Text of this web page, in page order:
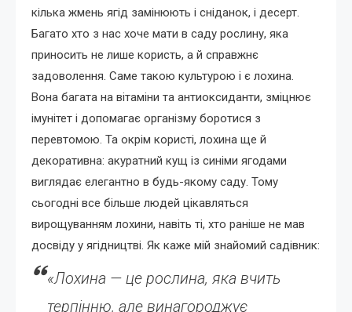
кілька жмень ягід замінюють і сніданок, і десерт.
Багато хто з нас хоче мати в саду рослину, яка
приносить не лише користь, а й справжнє
задоволення. Саме такою культурою і є лохина.
Вона багата на вітаміни та антиоксиданти, зміцнює
імунітет і допомагає організму боротися з
перевтомою. Та окрім користі, лохина ще й
декоративна: акуратний кущ із синіми ягодами
виглядає елегантно в будь-якому саду. Тому
сьогодні все більше людей цікавляться
вирощуванням лохини, навіть ті, хто раніше не мав
досвіду у ягідництві. Як каже мій знайомий садівник:
«Лохина — це рослина, яка вчить
терпінню, але винагороджує